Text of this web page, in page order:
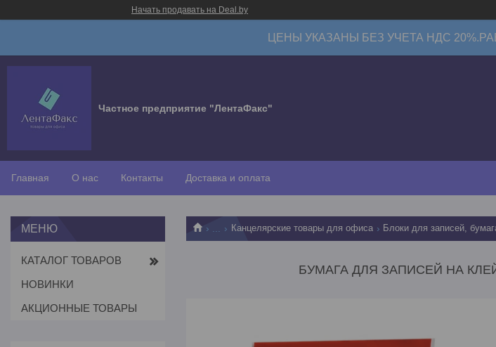
Начать продавать на Deal.by
ЦЕНЫ УКАЗАНЫ БЕЗ УЧЕТА НДС
Частное предприятие "ЛентаФакс"
Главная О нас Контакты Доставка и оплата
Канцелярские товары для офиса Блоки для записей,
БУМАГА ДЛЯ ЗАПИСЕЙ НА
КАТАЛОГ ТОВАРОВ
НОВИНКИ
АКЦИОННЫЕ ТОВАРЫ